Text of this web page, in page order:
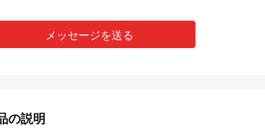
メッセージを送る
の説明